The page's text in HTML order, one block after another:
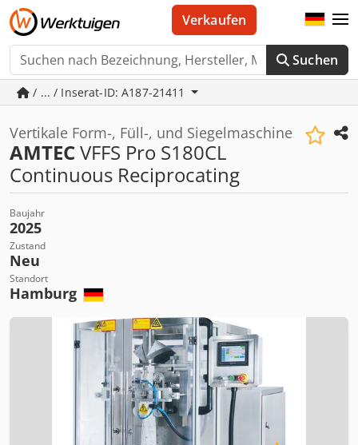
Suchen
Verkaufen
/ ... / Inserat-ID: A187-21411
Vertikale Form-, Füll-, und Siegelmaschine
AMTECVFFS Pro S180CL
Continuous Reciprocating
Baujahr
2025
Zustand
Neu
Standort
Hamburg